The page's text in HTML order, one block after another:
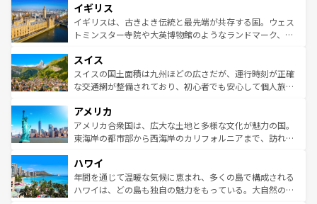
いる。シャンパンの発祥地であるランス、プロヴァンスの
香り高いラベンダー畑など、多彩な楽しみ方が可能だ。さ
らに、パリ以外の地域にも魅力が溢れており、どの街角に
れる地方に足を運ぶとそれぞれで全く異なる文化を体験で
きるだろう。 なお、新着のフランス情報はコンテンツ一覧
を参照してほしい。
顔を持つこの国は、どこを歩いても飽きることがない。ベ
ルリンの文化的活気、バイエルン州のアルプスの絶景、そ
してライン川沿いのワイン畑といった風景は必見。ビール
は、お酒好きな人にはぜひ体験してほしい。 なお、新着の
ドイツ情報はコンテンツ一覧を参照してほしい。
イギリス
イギリスは、古きよき伝統と最先端が共存する国。ウェス
トミンスター寺院や大英博物館のようなランドマーク、歴
リアごとに異なる魅力がある。また、優雅なアフタヌーン
ティー、ビール好きにはたまらない英国パブ、サッカー観
戦など、本場だからこそできる体験も豊富。イギリスを旅
ンツ一覧を参照してほしい。
スイス
スイスの国土面積は九州ほどの広さだが、運行時刻が正確
な交通網が整備されており、初心者でも安心して個人旅行
の建物がそのまま残る町や、スイスならではのユニークな
博物館もあり、アルプス観光だけでなく町歩きも満喫する
ことができる。国民の所得が高いため物価も高いが、旅行
ば市内交通費無料で観光を楽しむこともできる。 なお、新
着のスイス情報はコンテンツ一覧 を参照してほしい。
アメリカ
アメリカ合衆国は、広大な土地と多様な文化が魅力の国。
東海岸の都市部から西海岸のカリフォルニアまで、訪れる
のような巨大都市は、観光、ショッピング、エンターテイ
ンメントが詰まった刺激的なスポットだ。一方、アメリカ
西部には大自然が広がり、グランドキャニオンやイエロー
ハワイ
年間を通じて温暖な気候に恵まれ、多くの島で構成される
ハワイは、どの島も独自の魅力をもっている。大自然の神